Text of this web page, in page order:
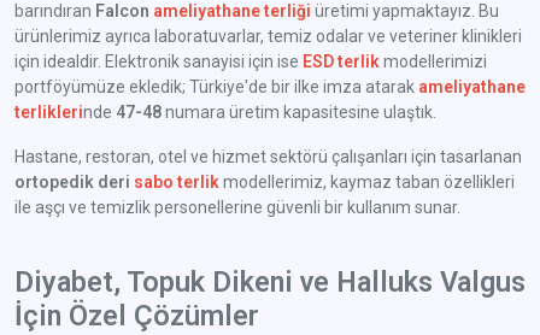
barındıran Falcon ameliyathane terliği üretimi yapmaktayız. Bu
ürünlerimiz ayrıca laboratuvarlar, temiz odalar ve veteriner klinikleri
için idealdir. Elektronik sanayisi için ise ESD terlik modellerimizi
portföyümüze ekledik; Türkiye'de bir ilke imza atarak ameliyathane
terliklerinde 47-48numara üretim kapasitesine ulaştık.
Hastane, restoran, otel ve hizmet sektörü çalışanları için tasarlanan
ortopedik deri sabo terlik modellerimiz, kaymaz taban özellikleri
ile aşçı ve temizlik personellerine güvenli bir kullanım sunar.
Diyabet, Topuk Dikeni ve Halluks Valgus
İçin Özel Çözümler